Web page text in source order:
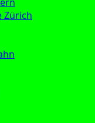
Zürich